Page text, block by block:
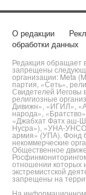
О редакции
обработки данных
Редакция обращает
запрещены
организации: Meta
партия, «Сеть»,
Свидетелей Иеговы
религиозные
Дивижн», «ИГИЛ»,
народа»,
«Джабхат Фатх аш-
Нусра»), «УНА-
армия» (УПА). Фонд
некоммерческие
Общественное
отношении которых
экстремистской
запрещены на
На информационном